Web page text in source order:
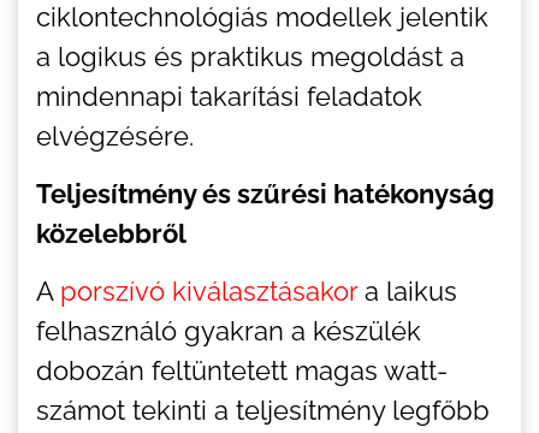
ciklontechnológiás modellek jelentik
a logikus és praktikus megoldást a
mindennapi takarítási feladatok
elvégzésére.
Teljesítmény és szűrési hatékonyság
közelebbről
A porszívó kiválasztásakora laikus
felhasználó gyakran a készülék
dobozán feltüntetett magas watt-
számot tekinti a teljesítmény legfőbb